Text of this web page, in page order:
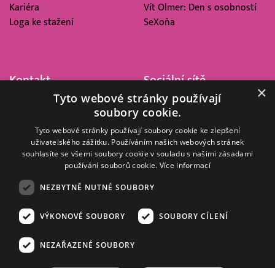
Kariéra
Loga ke stažení
Vít Olmer: Den s osobností
SeXoňa
Kontakt
Barrandov Televizní Studio,
Kříženeckého nám. 322
152 00 Praha 5
IČ 416 93 311
Sociální sítě
© 2008–2026 EMPRESA MEDIA, a.s. Všechna práva vyhrazena.
Zásady ochrany osobních a dalších zpracovávaných údajů
×
Tyto webové stránky používají
soubory cookie.
Tyto webové stránky používají soubory cookie ke zlepšení
uživatelského zážitku. Používáním našich webových stránek
souhlasíte se všemi soubory cookie v souladu s našimi zásadami
používání souborů cookie. Více informací
NEZBYTNĚ NUTNÉ SOUBORY
VÝKONOVÉ SOUBORY SOUBORY CÍLENÍ
NEZAŘAZENÉ SOUBORY